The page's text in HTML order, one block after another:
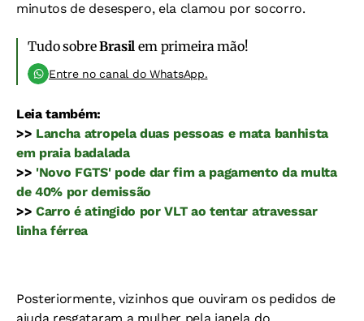
minutos de desespero, ela clamou por socorro.
Tudo sobreBrasil em primeira mão!
Entre no canal do WhatsApp.
Leia também:
>> Lancha atropela duas pessoas e mata banhista
em praia badalada
>> 'Novo FGTS' pode dar fim a pagamento da multa
de 40% por demissão
>>Carro é atingido por VLT ao tentar atravessar
linha férrea
Posteriormente, vizinhos que ouviram os pedidos de